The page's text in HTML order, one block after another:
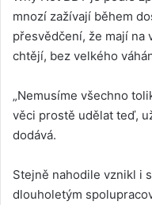
mnozí zažívají během
přesvědčení, že mají na
chtějí, bez velkého
„Nemusíme všechno
věci prostě udělat teď,
dodává.
Stejně nahodile vznikl i
dlouholetým